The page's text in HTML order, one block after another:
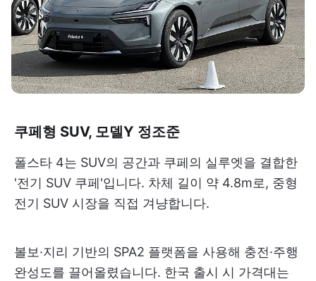
쿠페형 SUV, 모델Y 정조준
폴스타 4는 SUV의 공간과 쿠페의 실루엣을 결합한
'전기 SUV 쿠페'입니다. 차체 길이 약 4.8m로, 중형
전기 SUV 시장을 직접 겨냥합니다.
볼보·지리 기반의 SPA2 플랫폼을 사용해 충전·주행
완성도를 끌어올렸습니다. 한국 출시 시 가격대는